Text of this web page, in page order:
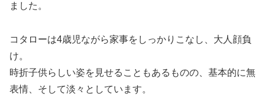
ました。
コタローは4歳児ながら家事をしっかりこなし、大人顔負
け。
時折子供らしい姿を見せることもあるものの、基本的に無
表情、そして淡々としています。